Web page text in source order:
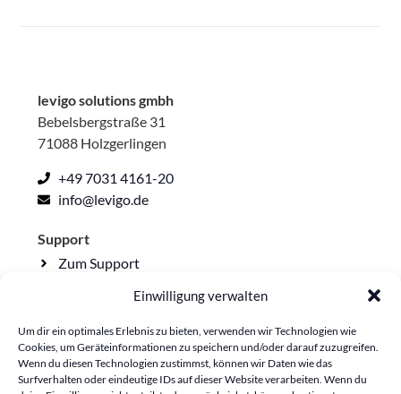
Einwilligung verwalten
Um dir ein optimales Erlebnis zu bieten, verwenden wir Technologien wie
Cookies, um Geräteinformationen zu speichern und/oder darauf zuzugreifen.
Wenn du diesen Technologien zustimmst, können wir Daten wie das
Surfverhalten oder eindeutige IDs auf dieser Website verarbeiten. Wenn du
levigo solutions gmbh
Bebelsbergstraße 31
71088 Holzgerlingen
+49 7031 4161-20
info@levigo.de
Support
Zum Support
Rechtliche Seiten
Impressum
Datenschutzerklärung
Lieferkettensorgfalt